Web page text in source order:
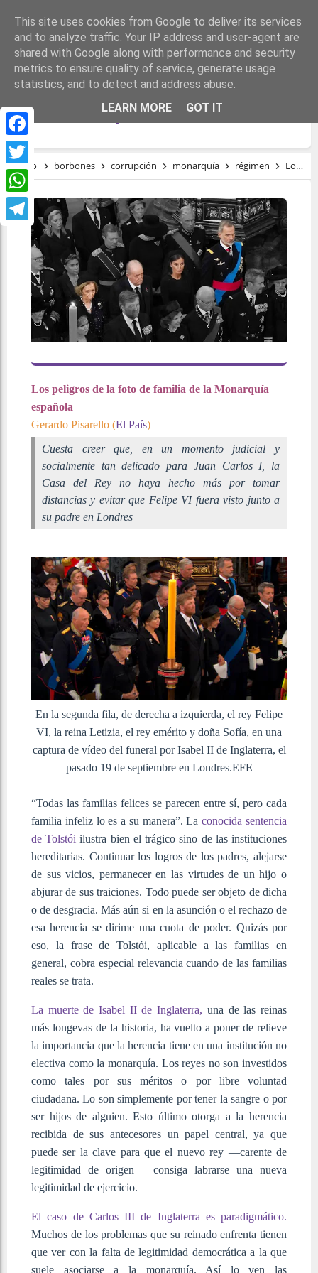
Facebook
Twitter
WhatsApp
Telegram
LOS PELIGROS DE LA FOTO DE FAMILIA
DE LA MONARQUÍA ESPAÑOLA
Inicio borbones corrupción monarquía régimen Los peligros de la foto de familia de la Monarquía española
Los peligros de la foto de familia de la Monarquía
española
Gerardo Pisarello (El País)
Cuesta creer que, en un momento judicial y
socialmente tan delicado para Juan Carlos I, la
Casa del Rey no haya hecho más por tomar
distancias y evitar que Felipe VI fuera visto junto a
su padre en Londres
En la segunda fila, de derecha a izquierda, el rey Felipe
VI, la reina Letizia, el rey emérito y doña Sofía, en una
captura de vídeo del funeral por Isabel II de Inglaterra, el
pasado 19 de septiembre en Londres.EFE
“Todas las familias felices se parecen entre sí, pero cada
familia infeliz lo es a su manera”. Laconocida sentencia
de Tolstóiilustra bien el trágico sino de las instituciones
hereditarias. Continuar los logros de los padres, alejarse
de sus vicios, permanecer en las virtudes de un hijo o
abjurar de sus traiciones. Todo puede ser objeto de dicha
o de desgracia. Más aún si en la asunción o el rechazo de
esa herencia se dirime una cuota de poder. Quizás por
eso, la frase de Tolstói, aplicable a las familias en
general, cobra especial relevancia cuando de las familias
reales se trata.
La muerte de Isabel II de Inglaterra, una de las reinas
más longevas de la historia, ha vuelto a poner de relieve
la importancia que la herencia tiene en una institución no
electiva como la monarquía. Los reyes no son investidos
como tales por sus méritos o por libre voluntad
ciudadana. Lo son simplemente por tener la sangre o por
ser hijos de alguien. Esto último otorga a la herencia
recibida de sus antecesores un papel central, ya que
puede ser la clave para que el nuevo rey —carente de
legitimidad de origen— consiga labrarse una nueva
legitimidad de ejercicio.
El caso de Carlos III de Inglaterra es paradigmático.
Muchos de los problemas que su reinado enfrenta tienen
que ver con la falta de legitimidad democrática a la que
suele asociarse a la monarquía. Así lo ven las
This site uses cookies from Google to deliver its services
and to analyze traffic. Your IP address and user-agent are
shared with Google along with performance and security
metrics to ensure quality of service, generate usage
statistics, and to detect and address abuse.
LEARN MORE
GOT IT